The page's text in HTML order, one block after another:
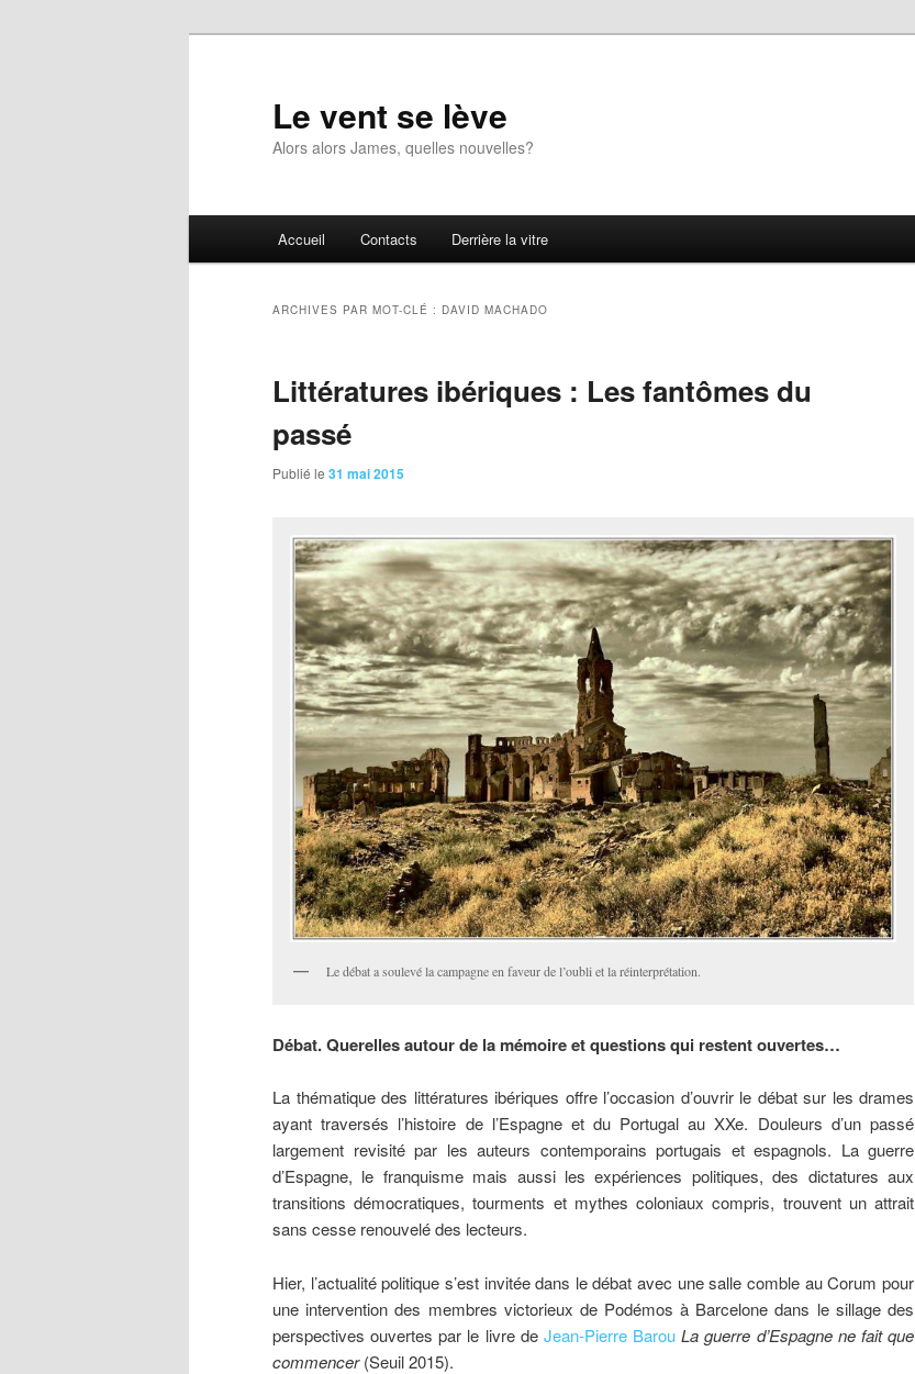
Le vent se lève
Alors alors James, quelles nouvelles?
Accueil Contacts Derrière la vitre
ARCHIVES PAR MOT-CLÉ : DAVID MACHADO
Littératures ibériques : Les fantômes du
passé
Publié le 31 mai 2015
Le débat a soulevé la campagne en faveur de l’oubli et la réinterprétation.
Débat. Querelles autour de la mémoire et questions qui restent ouvertes…
La thématique des littératures ibériques offre l’occasion d’ouvrir le débat sur les drames
ayant traversés l’histoire de l’Espagne et du Portugal au XXe. Douleurs d’un passé
largement revisité par les auteurs contemporains portugais et espagnols. La guerre
d’Espagne, le franquisme mais aussi les expériences politiques, des dictatures aux
transitions démocratiques, tourments et mythes coloniaux compris, trouvent un attrait
sans cesse renouvelé des lecteurs.
Hier, l’actualité politique s’est invitée dans le débat avec une salle comble au Corum pour
une intervention des membres victorieux de Podémos à Barcelone dans le sillage des
perspectives ouvertes par le livre deJean-Pierre Barou La guerre d’Espagne ne fait que
commencer(Seuil 2015).